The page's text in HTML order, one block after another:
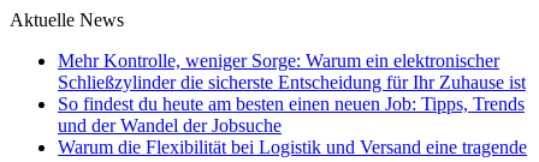
Aktuelle News
Mehr Kontrolle, weniger Sorge: Warum ein elektronischer
Schließzylinder die sicherste Entscheidung für Ihr Zuhause ist
So findest du heute am besten einen neuen Job: Tipps, Trends
und der Wandel der Jobsuche
Warum die Flexibilität bei Logistik und Versand eine tragende